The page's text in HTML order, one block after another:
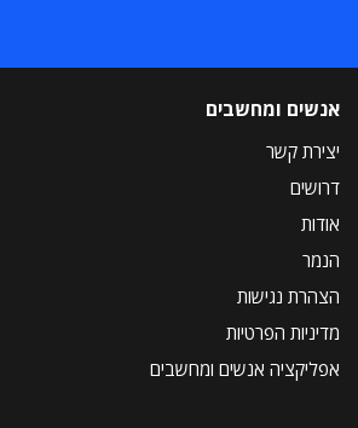
אנשים ומחשבים
יצירת קשר
דרושים
אודות
הנמר
הצהרת נגישות
מדיניות הפרטיות
אפליקציה אנשים ומחשבים